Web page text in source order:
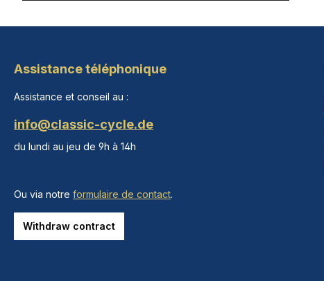
Assistance téléphonique
Assistance et conseil au :
info@classic-cycle.de
du lundi au jeu de 9h à 14h
Ou via notre formulaire de contact.
Withdraw contract